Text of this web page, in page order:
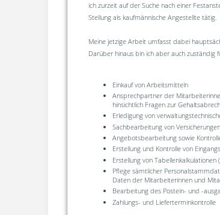
ich zurzeit auf der Suche nach einer
Stellung als kaufmännische Angestellte tätig.
Meine jetzige Arbeit umfasst dabei
Darüber hinaus bin ich aber auch zuständig
Einkauf von Arbeitsmitteln
Ansprechpartner der
hinsichtlich Fragen zur
Erledigung von
Sachbearbeitung von Versicherungen
Angebotsbearbeitung sowie
Erstellung und Kontrolle von
Erstellung von
Pflege sämtlicher
Daten der Mitarbeiterinnen und
Bearbeitung des Postein- und -
Zahlungs- und Lieferterminkontrolle